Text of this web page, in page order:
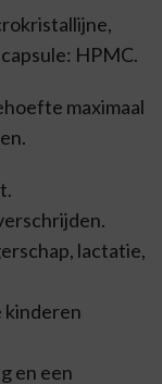
HPMC.
maximaal
lactatie,
kinderen
en een